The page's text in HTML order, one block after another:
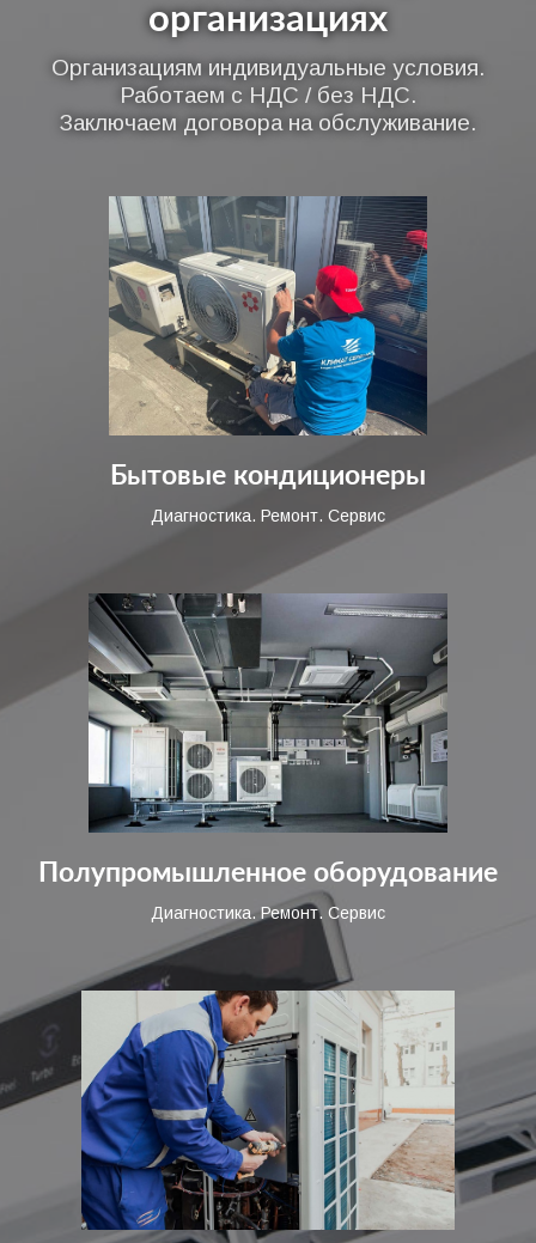
организациях
Организациям индивидуальные условия.
Работаем с НДС / без НДС.
Заключаем договора на обслуживание.
Бытовые кондиционеры
Диагностика. Ремонт. Сервис
Полупромышленное оборудование
Диагностика. Ремонт. Сервис